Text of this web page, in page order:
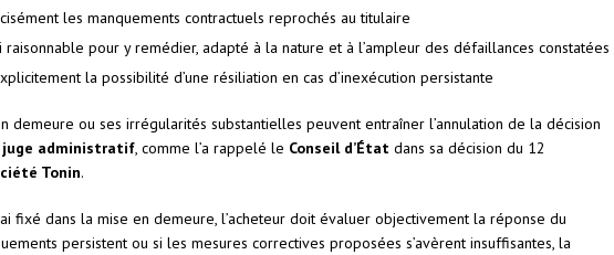
les manquements contractuels reprochés au titulaire
raisonnable pour y remédier, adapté à la nature et à l’ampleur des défaillances constatées
la possibilité d’une résiliation en cas d’inexécution persistante
demeure ou ses irrégularités substantielles peuvent entraîner l’annulation de la décision
juge administratif, comme l’a rappelé le Conseil d’État dans sa décision du 12
Tonin.
fixé dans la mise en demeure, l’acheteur doit évaluer objectivement la réponse du
persistent ou si les mesures correctives proposées s’avèrent insuffisantes, la